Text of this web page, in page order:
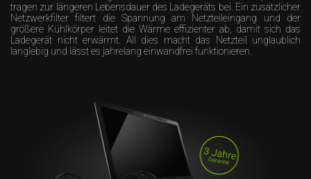
tragen zur längeren Lebensdauer des Ladegeräts bei. Ein zusätzlicher
Netzwerkfilter filtert die Spannung am Netzteileingang und der
größere Kühlkörper leitet die Wärme effizienter ab, damit sich das
Ladegerät nicht erwärmt. All dies macht das Netzteil unglaublich
langlebig und lässt es jahrelang einwandfrei funktionieren.